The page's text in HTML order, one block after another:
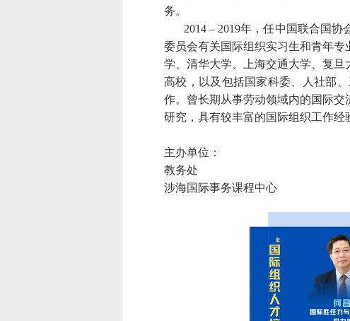
务。
2014 – 2019年，任中国联合国协
委员会有关国际组织实习生和青年
学、清华大学、上海交通大学、复
高校，以及包括国家科委、人社部
作。曾长期从事劳动领域内的国际
研究，具有较丰富的国际组织工作经
主办单位：
教务处
涉海国际事务课程中心